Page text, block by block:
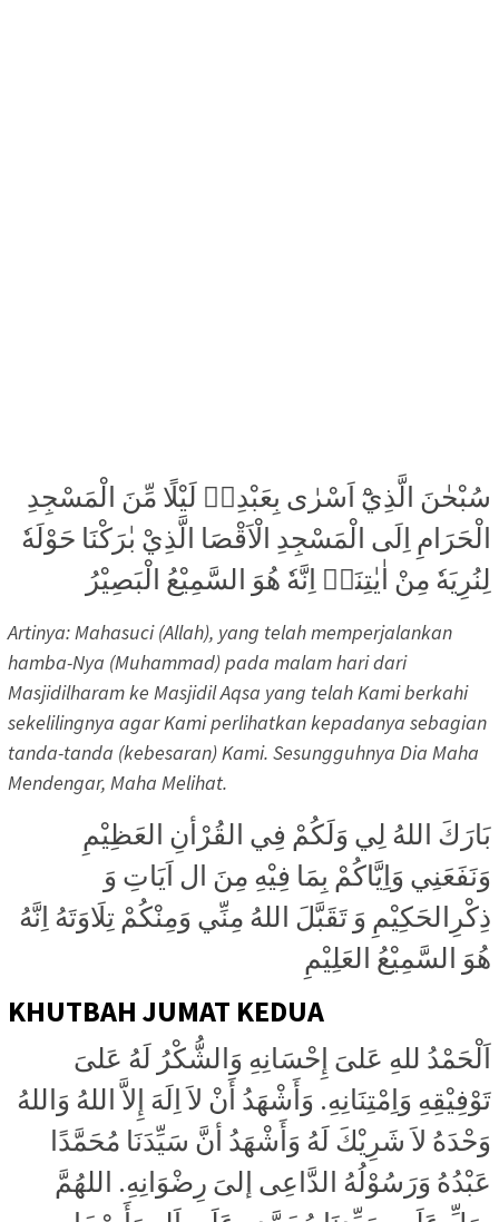
سُبْحٰنَ الَّذِيْٓ اَسْرٰى بِعَبْدِهٖ لَيْلًا مِّنَ الْمَسْجِدِ
الْحَرَامِ اِلَى الْمَسْجِدِ الْاَقْصَا الَّذِيْ بٰرَكْنَا حَوْلَهٗ
لِنُرِيَهٗ مِنْ اٰيٰتِنَاۗ اِنَّهٗ هُوَ السَّمِيْعُ الْبَصِيْرُ
Artinya: Mahasuci (Allah), yang telah memperjalankan
hamba-Nya (Muhammad) pada malam hari dari
Masjidilharam ke Masjidil Aqsa yang telah Kami berkahi
sekelilingnya agar Kami perlihatkan kepadanya sebagian
tanda-tanda (kebesaran) Kami. Sesungguhnya Dia Maha
Mendengar, Maha Melihat.
بَارَكَ اللهُ لِي وَلَكُمْ فِي القُرْأنِ العَظِيْمِ
وَنَفَعَنِي وَاِيَّاكُمْ بِمَا فِيْهِ مِنَ ال اَيَاتِ وَ
ذِكْرِالحَكِيْمِ وَ تَقَبَّلَ اللهُ مِنِّي وَمِنْكُمْ تِلَاوَتَهُ اِنَّهُ
هُوَ السَّمِيْعُ العَلِيْمِ
KHUTBAH JUMAT KEDUA
اَلْحَمْدُ للهِ عَلىَ إِحْسَانِهِ وَالشُّكْرُ لَهُ عَلىَ
تَوْفِيْقِهِ وَاِمْتِنَانِهِ. وَأَشْهَدُ أَنْ لاَ اِلَهَ إِلاَّ اللهُ وَاللهُ
وَحْدَهُ لاَ شَرِيْكَ لَهُ وَأَشْهَدُ أنَّ سَيِّدَنَا مُحَمَّدًا
عَبْدُهُ وَرَسُوْلُهُ الدَّاعِى إلىَ رِضْوَانِهِ. اللهُمَّ